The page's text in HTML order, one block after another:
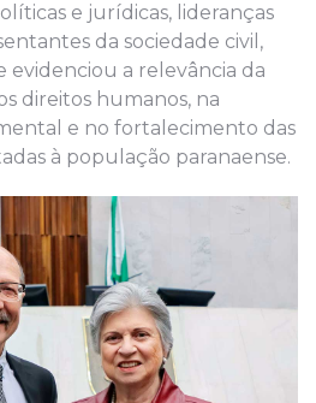
e jurídicas, lideranças
da sociedade civil,
a relevância da
direitos humanos, na
e no fortalecimento das
à população paranaense.